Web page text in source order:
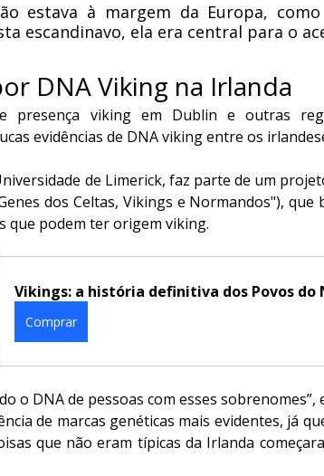
estava à margem da Europa,
escandinavo, ela era central para o
DNA Viking na Irlanda
presença viking em Dublin e outras
evidências de DNA viking entre os
de Limerick, faz parte de um
dos Celtas, Vikings e Normandos"),
que podem ter origem viking.
Vikings: a história definitiva dos Povos do
Comprar
o DNA de pessoas com esses
de marcas genéticas mais evidentes, já
que não eram típicas da Irlanda